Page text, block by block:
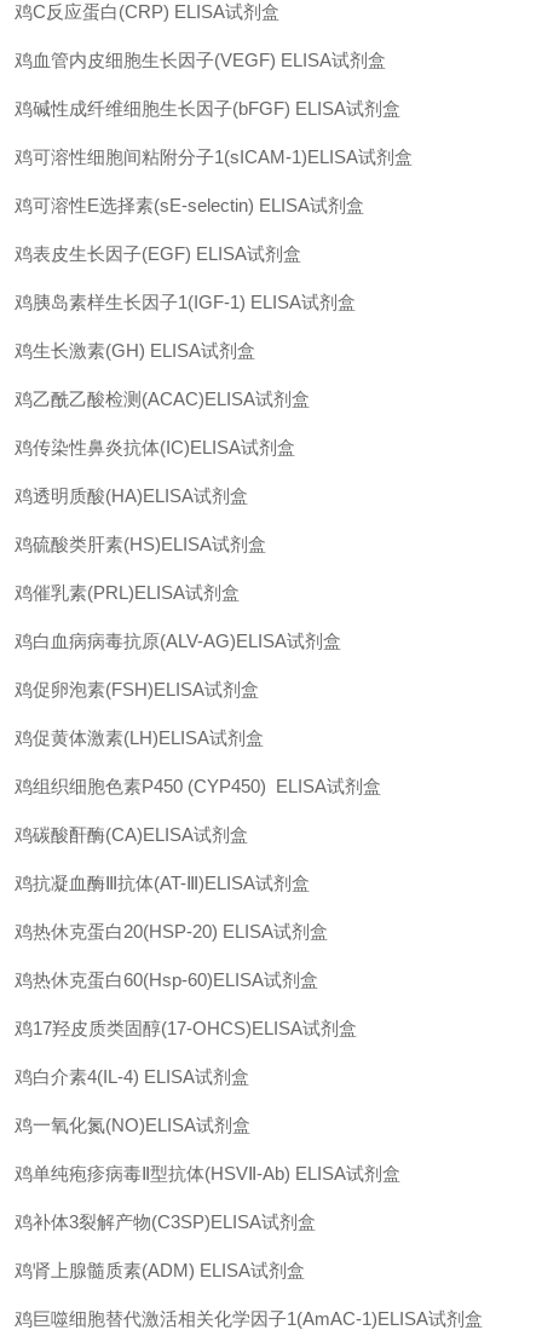
鸡C反应蛋白(CRP) ELISA试剂盒
鸡血管内皮细胞生长因子(VEGF) ELISA试剂盒
鸡碱性成纤维细胞生长因子(bFGF) ELISA试剂盒
鸡可溶性细胞间粘附分子1(sICAM-1)ELISA试剂盒
鸡可溶性E选择素(sE-selectin) ELISA试剂盒
鸡表皮生长因子(EGF) ELISA试剂盒
鸡胰岛素样生长因子1(IGF-1) ELISA试剂盒
鸡生长激素(GH) ELISA试剂盒
鸡乙酰乙酸检测 (ACAC)ELISA试剂盒
鸡传染性鼻炎抗体(IC)ELISA试剂盒
鸡透明质酸(HA)ELISA试剂盒
鸡硫酸类肝素(HS)ELISA试剂盒
鸡催乳素(PRL)ELISA试剂盒
鸡白血病病毒抗原(ALV-AG)ELISA试剂盒
鸡促卵泡素(FSH)ELISA试剂盒
鸡促黄体激素(LH)ELISA试剂盒
鸡组织细胞色素P450 (CYP450) ELISA试剂盒
鸡碳酸酐酶(CA)ELISA试剂盒
鸡抗凝血酶Ⅲ抗体(AT-Ⅲ)ELISA试剂盒
鸡热休克蛋白20(HSP-20) ELISA试剂盒
鸡热休克蛋白60(Hsp-60)ELISA试剂盒
鸡17羟皮质类固醇(17-OHCS)ELISA试剂盒
鸡白介素4(IL-4) ELISA试剂盒
鸡一氧化氮(NO)ELISA试剂盒
鸡单纯疱疹病毒Ⅱ型抗体(HSVⅡ-Ab) ELISA试剂盒
鸡补体3裂解产物(C3SP)ELISA试剂盒
鸡肾上腺髓质素(ADM) ELISA试剂盒
鸡巨噬细胞替代激活相关化学因子1(AmAC-1)ELISA试剂盒